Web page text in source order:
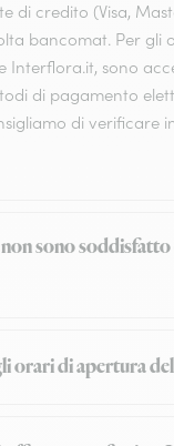
di credito (Visa,
bancomat. Per gli
Interflora.it, sono
di pagamento
di verificare
non sono
orari di apertura